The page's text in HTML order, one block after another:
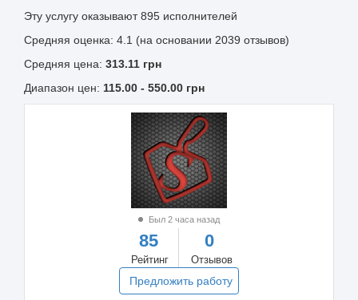
Эту услугу оказывают895 исполнителей
Средняя оценка: 4.1 (на основании 2039 отзывов)
Средняя цена: 313.11 грн
Диапазон цен: 115.00 - 550.00 грн
Был 2 часа назад
85
Рейтинг
0
Отзывов
Предложить работу